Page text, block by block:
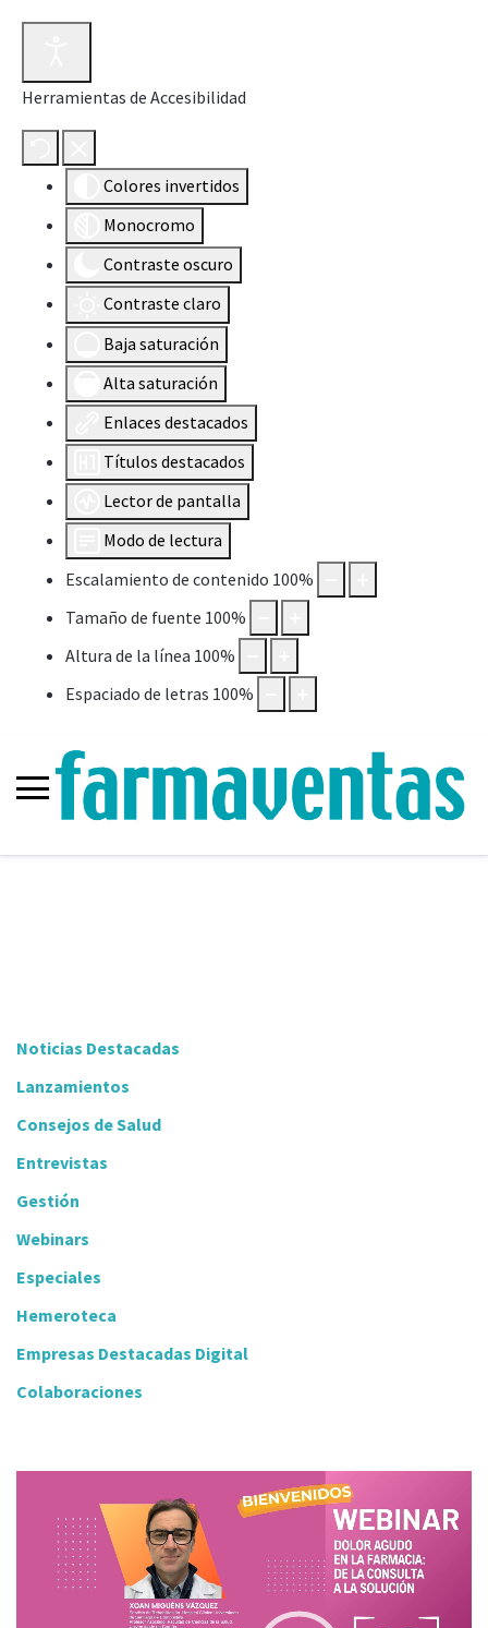
Herramientas de Accesibilidad
Colores invertidos
Monocromo
Contraste oscuro
Contraste claro
Baja saturación
Alta saturación
Enlaces destacados
Títulos destacados
Lector de pantalla
Modo de lectura
Escalamiento de contenido 100%
Tamaño de fuente 100%
Altura de la línea 100%
Espaciado de letras 100%
Noticias Destacadas
Lanzamientos
Consejos de Salud
Entrevistas
Gestión
Webinars
Especiales
Hemeroteca
Empresas Destacadas Digital
Colaboraciones
Player